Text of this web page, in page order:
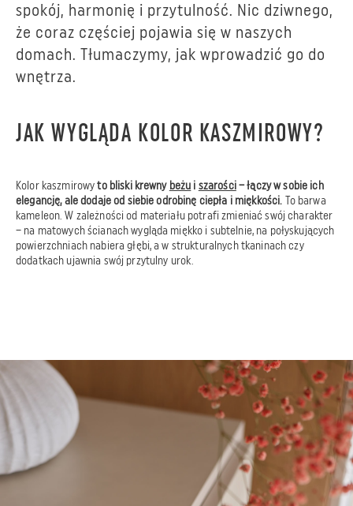
spokój, harmonię i przytulność. Nic dziwnego,
że coraz częściej pojawia się w naszych
domach. Tłumaczymy, jak wprowadzić go do
wnętrza.
JAK WYGLĄDA KOLOR KASZMIROWY?
Kolor kaszmirowyto bliski krewny beżu i szarości– łączy w sobie ich
elegancję, ale dodaje od siebie odrobinę ciepła i miękkości. To barwa
kameleon. W zależności od materiału potrafi zmieniać swój charakter
– na matowych ścianach wygląda miękko i subtelnie, na połyskujących
powierzchniach nabiera głębi, a w strukturalnych tkaninach czy
dodatkach ujawnia swój przytulny urok.